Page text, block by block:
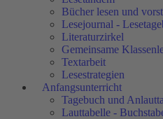
Bücher lesen und
Lesejournal -
Literaturzirkel
Gemeinsame
Textarbeit
Lesestrategien
Anfangsunterricht
Tagebuch und
Lauttabelle -